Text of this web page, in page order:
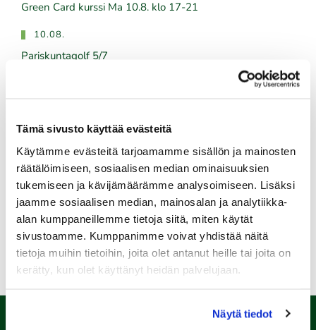
Tämä sivusto käyttää evästeitä
Käytämme evästeitä tarjoamamme sisällön ja mainosten
räätälöimiseen, sosiaalisen median ominaisuuksien
tukemiseen ja kävijämäärämme analysoimiseen. Lisäksi
jaamme sosiaalisen median, mainosalan ja analytiikka-
alan kumppaneillemme tietoja siitä, miten käytät
sivustoamme. Kumppanimme voivat yhdistää näitä
tietoja muihin tietoihin, joita olet antanut heille tai joita on
kerätty, kun olet käyttänyt heidän palvelujaan.
Näytä tiedot
Green Card kurssi Ma 10.8. klo 17-21
10.08.
Pariskuntagolf 5/7
12.08.
Green Card kurssi Ke 12.8. klo 16:30-20:30
13.08.
Seuraottelu SHG-PGK
Kaikki tapahtumat >>